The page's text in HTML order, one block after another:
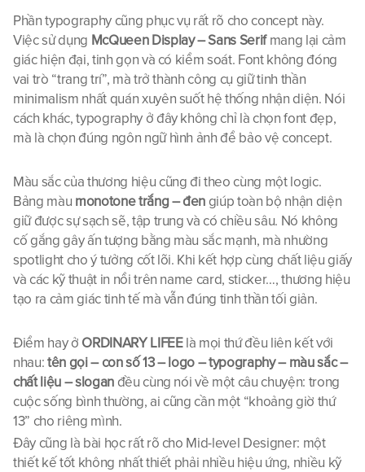
Phần typography cũng phục vụ rất rõ cho concept này.
Việc sử dụng McQueen Display – Sans Serif mang lại cảm
giác hiện đại, tinh gọn và có kiểm soát. Font không đóng
vai trò “trang trí”, mà trở thành công cụ giữ tinh thần
minimalism nhất quán xuyên suốt hệ thống nhận diện. Nói
cách khác, typography ở đây không chỉ là chọn font đẹp,
mà là chọn đúng ngôn ngữ hình ảnh để bảo vệ concept.
Màu sắc của thương hiệu cũng đi theo cùng một logic.
Bảng màu monotone trắng – đen giúp toàn bộ nhận diện
giữ được sự sạch sẽ, tập trung và có chiều sâu. Nó không
cố gắng gây ấn tượng bằng màu sắc mạnh, mà nhường
spotlight cho ý tưởng cốt lõi. Khi kết hợp cùng chất liệu giấy
và các kỹ thuật in nổi trên name card, sticker…, thương hiệu
tạo ra cảm giác tinh tế mà vẫn đúng tinh thần tối giản.
Điểm hay ở ORDINARY LIFEE là mọi thứ đều liên kết với
nhau: tên gọi – con số 13 – logo – typography – màu sắc –
chất liệu – slogan đều cùng nói về một câu chuyện: trong
cuộc sống bình thường, ai cũng cần một “khoảng giờ thứ
13” cho riêng mình.
Đây cũng là bài học rất rõ cho Mid-level Designer: một
thiết kế tốt không nhất thiết phải nhiều hiệu ứng, nhiều kỹ